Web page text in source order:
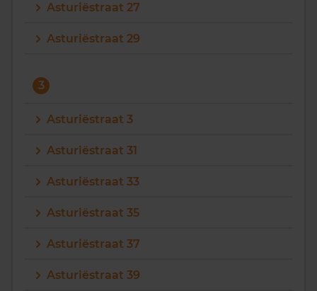
Asturiëstraat 27
Asturiëstraat 29
3
Asturiëstraat 3
Asturiëstraat 31
Asturiëstraat 33
Asturiëstraat 35
Asturiëstraat 37
Asturiëstraat 39